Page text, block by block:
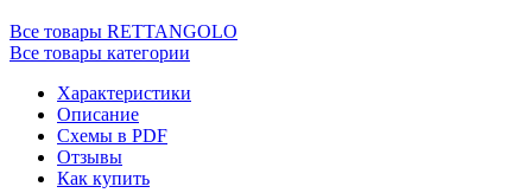
Все товары RETTANGOLO
Все товары категории
Характеристики
Описание
Схемы в PDF
Отзывы
Как купить